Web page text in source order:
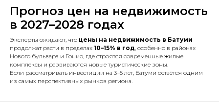
Прогноз цен на недвижимость
в 2027–2028 годах
Эксперты ожидают, что цены на недвижимость в Батуми
продолжат расти в пределах 10–15% в год , особенно в районах
Нового бульвара и Гонио, где строятся современные жилые
комплексы и развиваются новые туристические зоны.
Если рассматривать инвестиции на 3–5 лет, Батуми остаётся одним
из самых перспективных рынков региона.